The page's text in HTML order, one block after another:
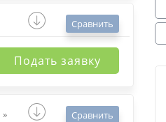
Сравнить
Подать заявку
Сравнить